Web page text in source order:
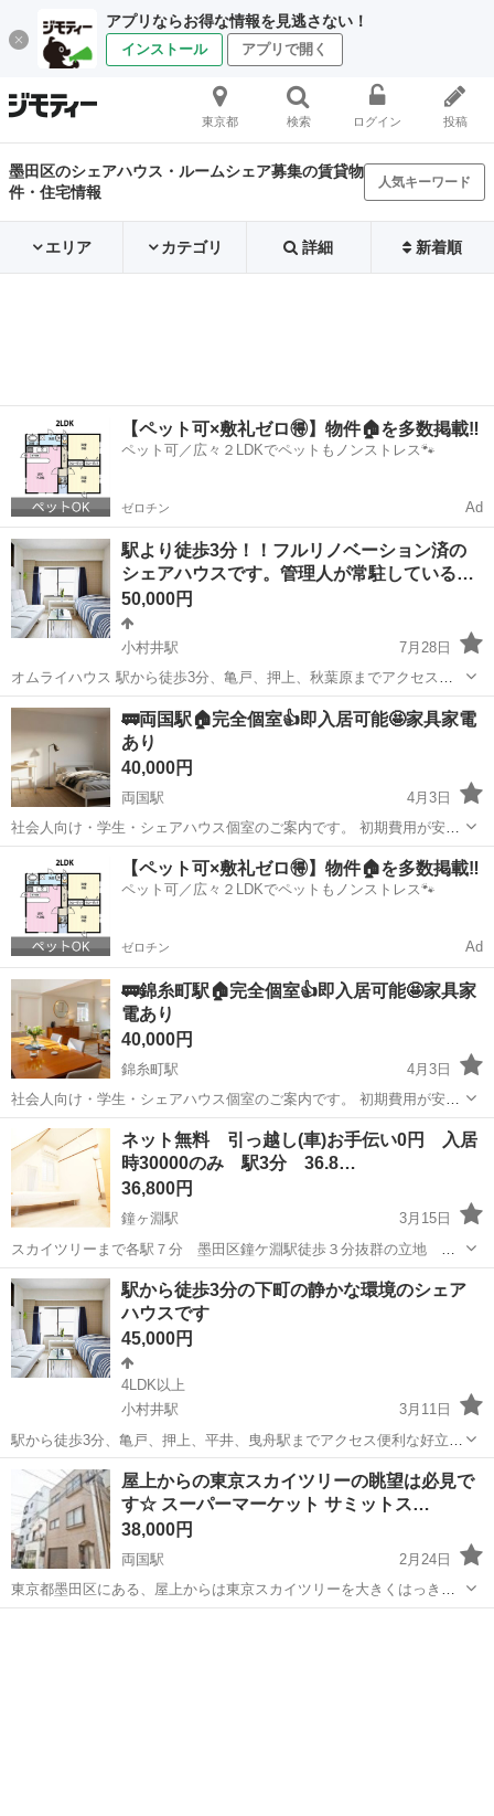
アプリならお得な情報を見逃さない！
インストール アプリで開く
東京都 検索 ログイン 投稿
墨田区のシェアハウス・ルームシェア募集の賃貸物
件・住宅情報
人気キーワード
エリア カテゴリ 詳細 新着順
【ペット可×敷礼ゼロ🉐】物件🏠を多数掲載‼️
ペット可／広々２LDKでペットもノンストレス🐾
ゼロチン Ad
駅より徒歩3分！！フルリノベーション済の
シェアハウスです。管理人が常駐している…
50,000円
小村井駅
7月28日
オムライハウス 駅から徒歩3分、亀戸、押上、秋葉原までアクセス便
利な好立地で、鍵付き個室(エアコン、ベッド完備)、共有リビング、ト
イレ洗面所2カ所、フルリノベーション済のシェアハウスです。
https://www...
東京 墨田区 小村井駅 シェアハウス 徒歩
🚃両国駅🏠完全個室👍即入居可能🤩家具家電
あり
40,000円
両国駅
4月3日
社会人向け・学生・シェアハウス個室のご案内です。 初期費用が安
く・すぐ入居ができる 「いきなり内見は不安」 「条件が合うか分から
ない」 「写真だけじゃ判断できない」 そんな方のために、公式LINE
でのご...
両国駅 シェアハウス
【ペット可×敷礼ゼロ🉐】物件🏠を多数掲載‼️
ペット可／広々２LDKでペットもノンストレス🐾
ゼロチン Ad
🚃錦糸町駅🏠完全個室👍即入居可能🤩家具家
電あり
40,000円
錦糸町駅
4月3日
社会人向け・学生・シェアハウス個室のご案内です。 初期費用が安
く・すぐ入居ができる 「いきなり内見は不安」 「条件が合うか分から
ない」 「写真だけじゃ判断できない」 そんな方のために、公式LINE
でのご...
東京 墨田区 錦糸町駅 シェアハウス 初期
ネット無料 引っ越し(車)お手伝い0円 入居
時30000のみ 駅3分 36.8…
36,800円
鐘ヶ淵駅
3月15日
スカイツリーまで各駅７分 墨田区鐘ケ淵駅徒歩３分抜群の立地 女
性限定家具鑰付き個室６部屋少人数制で格安。 C号室 36.800- 墨田区
鐘ケ淵駅より３分の抜群の立地に女性６名限定で家具鍵付き個室 家
賃以外実費光熱費のみ...
東京 墨田区 鐘ヶ淵駅 シェアハウス 個室
駅から徒歩3分の下町の静かな環境のシェア
ハウスです
45,000円
4LDK以上
小村井駅
3月11日
駅から徒歩3分、亀戸、押上、平井、曳舟駅までアクセス便利な好立地
で、鍵付き個室(エアコン、ベッド完備)、 共有リビング、トイレ洗面
所2カ所、フルリノベーション済のシェアハウスです。 スカイツリー
が見える下町の穏やかな...
東京 墨田区 小村井駅 シェアハウス リビング
屋上からの東京スカイツリーの眺望は必見で
す☆ スーパーマーケット サミットス…
38,000円
両国駅
2月24日
東京都墨田区にある、屋上からは東京スカイツリーを大きくはっきり
と望むことができるシェアハウスです。両国の代名詞ともいえる国技